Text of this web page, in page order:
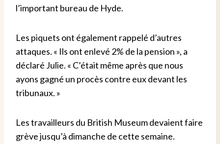
l’important bureau de Hyde.
Les piquets ont également rappelé d’autres
attaques. « Ils ont enlevé 2% de la pension », a
déclaré Julie. « C’était même après que nous
ayons gagné un procès contre eux devant les
tribunaux. »
Les travailleurs du British Museum devaient faire
grève jusqu’à dimanche de cette semaine.